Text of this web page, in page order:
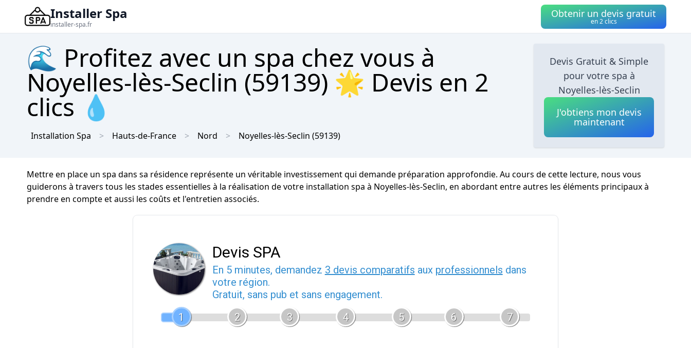
Installer Spa
installer-spa.fr
Obtenir un devis gratuit
en 2 clics
🌊 Profitez avec un spa chez vous à
Noyelles-lès-Seclin (59139) 🌟 Devis en 2
clics 💧
Installation Spa Hauts-de-France Nord Noyelles-lès-Seclin (59139)
Devis Gratuit & Simple
pour votre spa à
Noyelles-lès-Seclin
J'obtiens mon devis
maintenant
Mettre en place un spa dans sa résidence représente un véritable investissement qui demande préparation approfondie. Au cours de cette lecture, nous vous
guiderons à travers tous les stades essentielles à la réalisation de votre installation spa à Noyelles-lès-Seclin, en abordant entre autres les éléments principaux à
prendre en compte et aussi les coûts et l'entretien associés.
Devis SPA
En 5 minutes, demandez 3 devis comparatifs aux professionnels dans
votre région.
Gratuit, sans pub et sans engagement.
1
2 3 4 5 6 7